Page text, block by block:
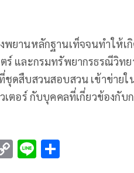
พยานหลักฐานเท็จจนทำให้
ร์ และกรมทรัพยากรธรณีวิทย
ชุดสืบสวนสอบสวน เข้าข่าย
ตอร์ กับบุคคลที่เกี่ยวข้องกั
C Li